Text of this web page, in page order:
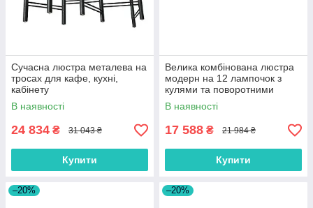
Сучасна люстра металева на
тросах для кафе, кухні,
кабінету
В наявності
24 834 ₴ 31 043 ₴
Купити
Велика комбінована люстра
модерн на 12 лампочок з
кулями та поворотними
тубусами
В наявності
17 588 ₴ 21 984 ₴
Купити
–20% –20%